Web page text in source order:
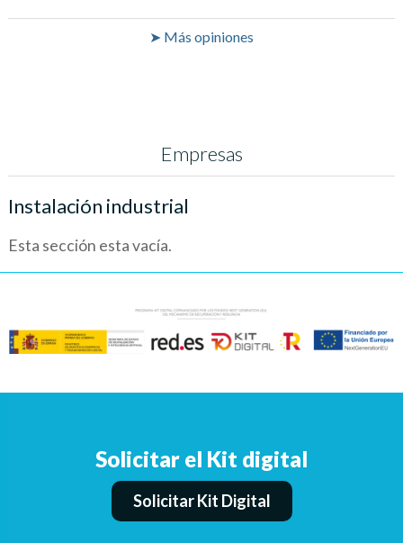
➤ Más opiniones
Empresas
Instalación industrial
Esta sección esta vacía.
Solicitar el Kit digital
Solicitar Kit Digital